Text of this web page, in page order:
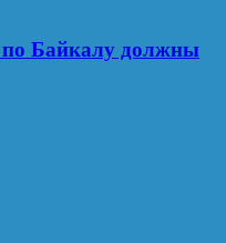
по Байкалу должны